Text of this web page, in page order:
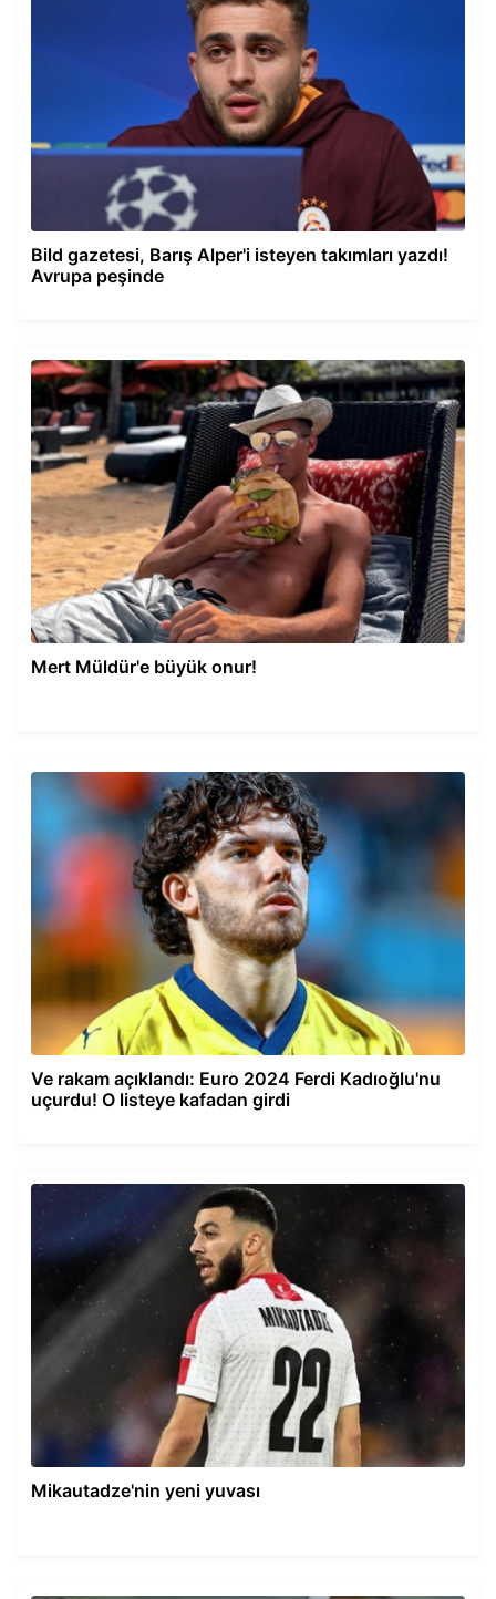
Bild gazetesi, Barış Alper'i isteyen takımları yazdı!
Avrupa peşinde
Mert Müldür'e büyük onur!
Ve rakam açıklandı: Euro 2024 Ferdi Kadıoğlu'nu
uçurdu! O listeye kafadan girdi
Mikautadze'nin yeni yuvası